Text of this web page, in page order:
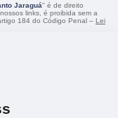
Jaraguá" é de direito
links, é proibida sem a
184 do Código Penal – Lei